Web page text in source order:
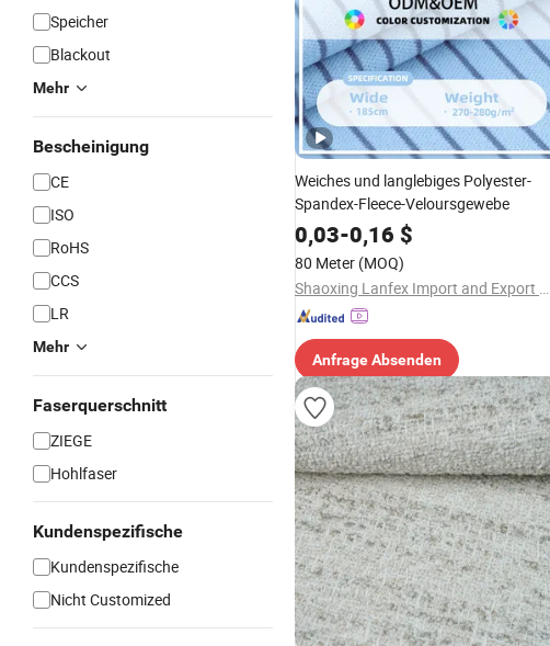
Speicher
Blackout
Mehr
Bescheinigung
CE
ISO
RoHS
CCS
LR
Mehr
Faserquerschnitt
ZIEGE
Hohlfaser
Kundenspezifische
Kundenspezifische
Nicht Customized
Weiches und langlebiges Polyester-
Spandex-Fleece-Veloursgewebe
0,03-0,16 $
80 Meter (MOQ)
Shaoxing Lanfex Import and Export Co., Ltd.
Anfrage Absenden